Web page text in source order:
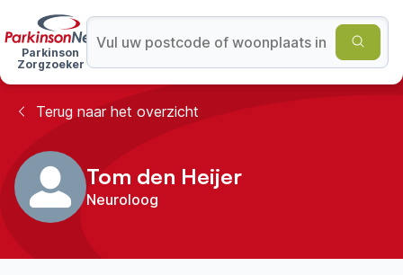
Parkinson
Zorgzoeker
Terug naar het overzicht
Tom den Heijer
Neuroloog